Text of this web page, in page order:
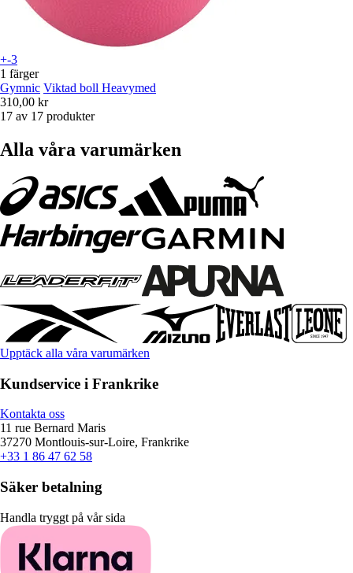
+-3
1 färger
Gymnic Viktad boll Heavymed
310,00 kr
17 av 17 produkter
Alla våra varumärken
Upptäck alla våra varumärken
Kundservice i Frankrike
Kontakta oss
11 rue Bernard Maris
37270 Montlouis-sur-Loire, Frankrike
+33 1 86 47 62 58
Säker betalning
Handla tryggt på vår sida